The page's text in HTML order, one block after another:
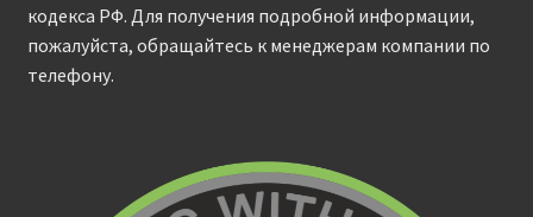
кодекса РФ. Для получения подробной информации,
пожалуйста, обращайтесь к менеджерам компании по
телефону.